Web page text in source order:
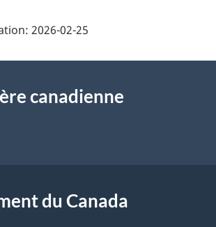
2026-02-25
canadienne
du Canada